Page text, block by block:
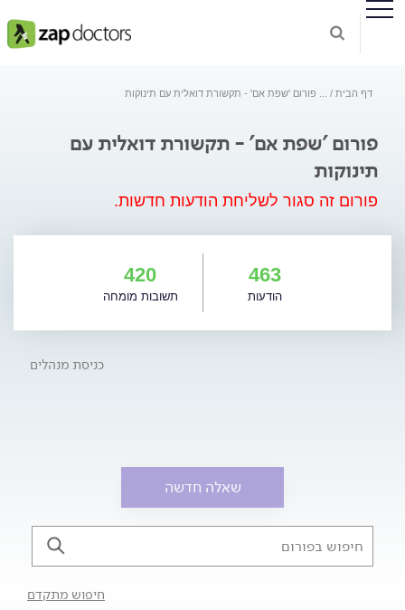
דף הבית פורום 'שפת אם' - תקשורת דואלית עם תינוקות
פורום 'שפת אם' - תקשורת דואלית עם
תינוקות
פורום זה סגור לשליחת הודעות חדשות.
463
הודעות
420
תשובות מומחה
כניסת מנהלים
שאלה חדשה
חיפוש מתקדם